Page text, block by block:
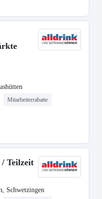
Mitarbeiterrabatte
Teilzeit
Schwetzingen